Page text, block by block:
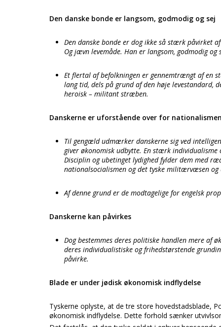
Den danske bonde er langsom, godmodig og sej
Den danske bonde er dog ikke så stærk påvirket
Og jævn levemåde. Han er langsom, godmodig og
Et flertal af befolkningen er gennemtrængt af en
lang tid, dels på grund af den høje levestandard,
heroisk – militant stræben.
Danskerne er uforstående over for
Til gengæld udmærker danskerne sig ved
giver økonomisk udbytte. En stærk
Disciplin og ubetinget lydighed fylder dem med
nationalsocialismen og det tyske militærvæsen
Af denne grund er de modtagelige for engelsk
Danskerne kan påvirkes
Dog bestemmes deres politiske handlen mere af
deres individualistiske og frihedstørstende
påvirke.
Blade er under jødisk økonomisk indflydelse
Tyskerne oplyste, at de tre store hovedstadsblade,
økonomisk indflydelse. Dette forhold sænker